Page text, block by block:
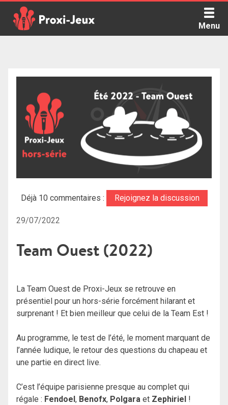
content
Menu
Déjà 10 commentaires : Rejoignez la discussion
29/07/2022
Team Ouest (2022)
La Team Ouest de Proxi-Jeux se retrouve en
présentiel pour un hors-série forcément hilarant et
surprenant ! Et bien meilleur que celui de la Team Est !
Au programme, le test de l’été, le moment marquant de
l’année ludique, le retour des questions du chapeau et
une partie en direct live.
C’est l’équipe parisienne presque au complet qui
régale : Fendoel, Benofx, Polgara et Zephiriel !